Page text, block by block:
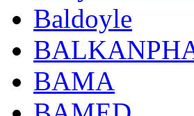
Baldoyle
BAMA